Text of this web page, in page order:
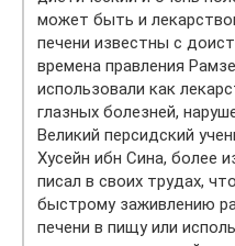
может быть и
печени известны с
времена правления
использовали как
глазных болезней,
Великий персидский
Хусейн ибн Сина, более
писал в своих трудах,
быстрому заживлению
печени в пищу или